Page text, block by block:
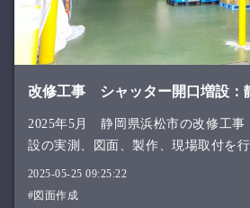
改修工事 シャッター開口増設：
2025年5月 静岡県浜松市の改修工
設の実測、図面、製作、現場取付を
2025-05-25 09:25:22
#図面作成